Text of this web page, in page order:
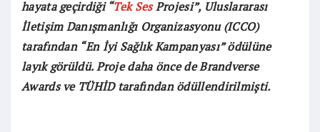
hayata geçirdiği “Tek SesProjesi”, Uluslararası
İletişim Danışmanlığı Organizasyonu (ICCO)
tarafından “En İyi Sağlık Kampanyası” ödülüne
layık görüldü. Proje daha önce de Brandverse
Awards ve TÜHİD tarafından ödüllendirilmişti.